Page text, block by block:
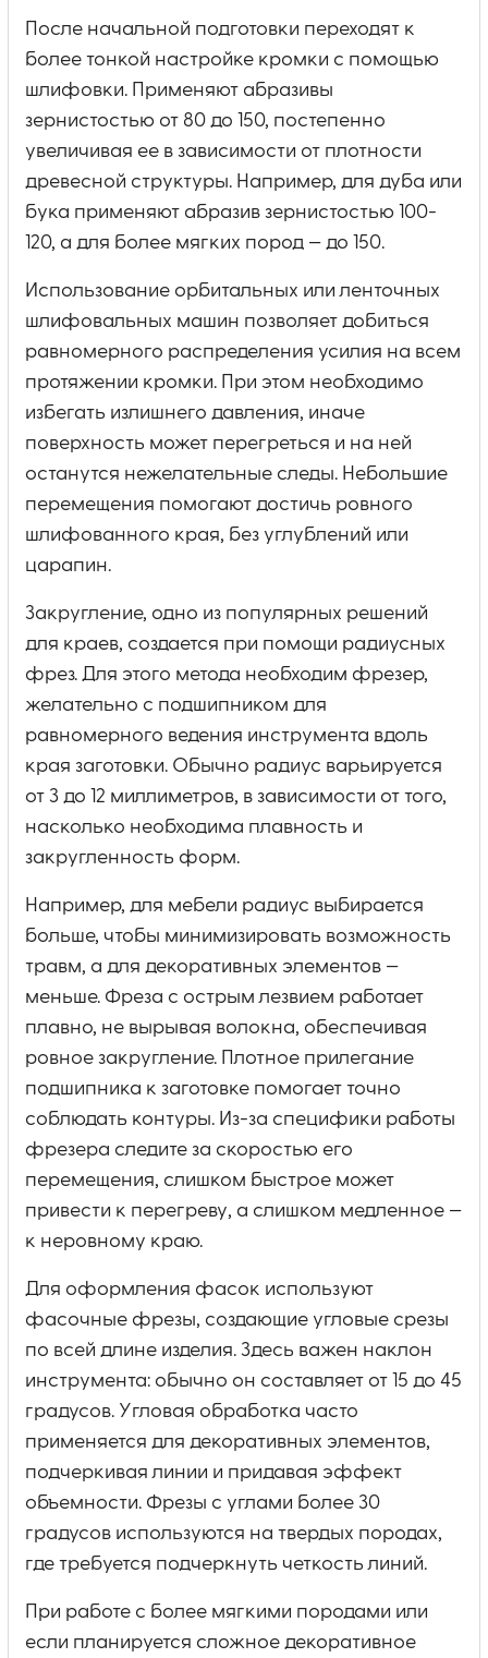
После начальной подготовки переходят к
более тонкой настройке кромки с помощью
шлифовки. Применяют абразивы
зернистостью от 80 до 150, постепенно
увеличивая ее в зависимости от плотности
древесной структуры. Например, для дуба или
бука применяют абразив зернистостью 100-
120, а для более мягких пород — до 150.
Использование орбитальных или ленточных
шлифовальных машин позволяет добиться
равномерного распределения усилия на всем
протяжении кромки. При этом необходимо
избегать излишнего давления, иначе
поверхность может перегреться и на ней
останутся нежелательные следы. Небольшие
перемещения помогают достичь ровного
шлифованного края, без углублений или
царапин.
Закругление, одно из популярных решений
для краев, создается при помощи радиусных
фрез. Для этого метода необходим фрезер,
желательно с подшипником для
равномерного ведения инструмента вдоль
края заготовки. Обычно радиус варьируется
от 3 до 12 миллиметров, в зависимости от того,
насколько необходима плавность и
закругленность форм.
Например, для мебели радиус выбирается
больше, чтобы минимизировать возможность
травм, а для декоративных элементов —
меньше. Фреза с острым лезвием работает
плавно, не вырывая волокна, обеспечивая
ровное закругление. Плотное прилегание
подшипника к заготовке помогает точно
соблюдать контуры. Из-за специфики работы
фрезера следите за скоростью его
перемещения, слишком быстрое может
привести к перегреву, а слишком медленное —
к неровному краю.
Для оформления фасок используют
фасочные фрезы, создающие угловые срезы
по всей длине изделия. Здесь важен наклон
инструмента: обычно он составляет от 15 до 45
градусов. Угловая обработка часто
применяется для декоративных элементов,
подчеркивая линии и придавая эффект
объемности. Фрезы с углами более 30
градусов используются на твердых породах,
где требуется подчеркнуть четкость линий.
При работе с более мягкими породами или
если планируется сложное декоративное